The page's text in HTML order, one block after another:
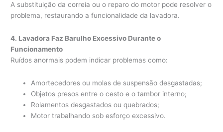
A substituição da correia ou o reparo do motor pode resolver o
problema, restaurando a funcionalidade da lavadora.
4. Lavadora Faz Barulho Excessivo Durante o
Funcionamento
Ruídos anormais podem indicar problemas como:
Amortecedores ou molas de suspensão desgastadas;
Objetos presos entre o cesto e o tambor interno;
Rolamentos desgastados ou quebrados;
Motor trabalhando sob esforço excessivo.